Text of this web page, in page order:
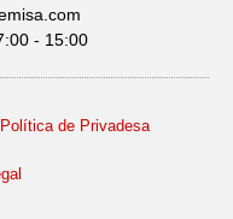
- 15:00
Política de Privadesa